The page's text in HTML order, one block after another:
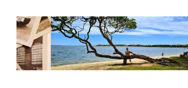
Pular para o conteúdo